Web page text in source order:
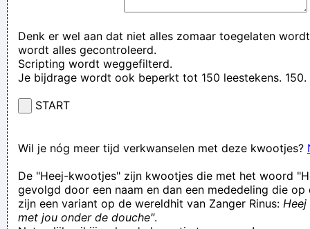
Denk er wel aan dat niet alles zomaar toegelaten
wordt alles gecontroleerd.
Scripting wordt weggefilterd.
Je bijdrage wordt ook beperkt tot 150 leestekens. 150.
START
Wil je nóg meer tijd verkwanselen met deze kwootjes?
De "Heej-kwootjes" zijn kwootjes die met het woord
gevolgd door een naam en dan een mededeling die op
zijn een variant op de wereldhit van Zanger Rinus:
met jou onder de douche".